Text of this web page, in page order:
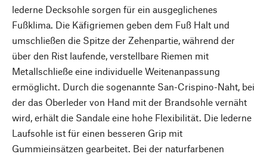
lederne Decksohle sorgen für ein ausgeglichenes
Fußklima. Die Käfigriemen geben dem Fuß Halt und
umschließen die Spitze der Zehenpartie, während der
über den Rist laufende, verstellbare Riemen mit
Metallschließe eine individuelle Weitenanpassung
ermöglicht. Durch die sogenannte San-Crispino-Naht, bei
der das Oberleder von Hand mit der Brandsohle vernäht
wird, erhält die Sandale eine hohe Flexibilität. Die lederne
Laufsohle ist für einen besseren Grip mit
Gummieinsätzen gearbeitet. Bei der naturfarbenen